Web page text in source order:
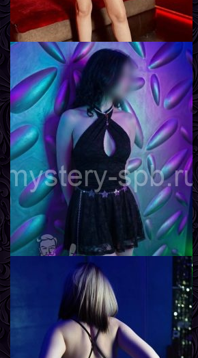
Вика
Возраст 26
Рост
162 см
Вес
57 кг
Грудь
3-й
20
167 см